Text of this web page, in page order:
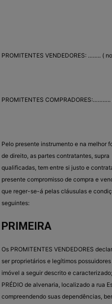
PROMITENTES VENDEDORES: …….. (
PROMITENTES
Pelo presente instrumento e na melhor
de direito, as partes contratantes, supra
qualificadas, tem entre si justo e
presente compromisso de compra e
que reger-se-á pelas cláusulas e
seguintes:
PRIMEIRA
Os PROMITENTES VENDEDORES
ser proprietários e legítimos
imóvel a seguir descrito e caracterizado;
PRÉDIO de alvenaria, localizado a rua
compreendendo suas dependências,